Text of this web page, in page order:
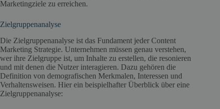
Marketingziele zu erreichen.
Zielgruppenanalyse
Die Zielgruppenanalyse ist das Fundament jeder Content
Marketing Strategie. Unternehmen müssen genau verstehen,
wer ihre Zielgruppe ist, um Inhalte zu erstellen, die resonieren
und mit denen die Nutzer interagieren. Dazu gehören die
Definition von demografischen Merkmalen, Interessen und
Verhaltensweisen. Hier ein beispielhafter Überblick über eine
Zielgruppenanalyse: